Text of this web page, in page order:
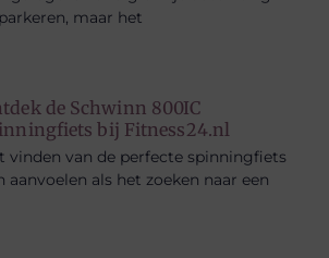
maar het
de Schwinn 800IC
bij Fitness24.nl
vinden van de perfecte spinningfiets
aanvoelen als het zoeken naar een